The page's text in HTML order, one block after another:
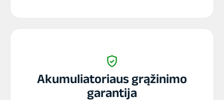
Akumuliatoriaus grąžinimo
garantija